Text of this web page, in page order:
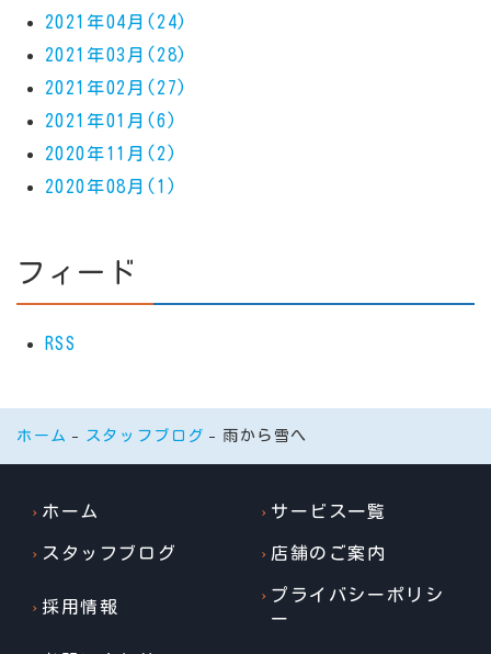
2021年04月(24)
2021年03月(28)
2021年02月(27)
2021年01月(6)
2020年11月(2)
2020年08月(1)
フィード
RSS
ホーム スタッフブログ 雨から雪へ
ホーム サービス一覧
スタッフブログ 店舗のご案内
採用情報
プライバシーポリシ
ー